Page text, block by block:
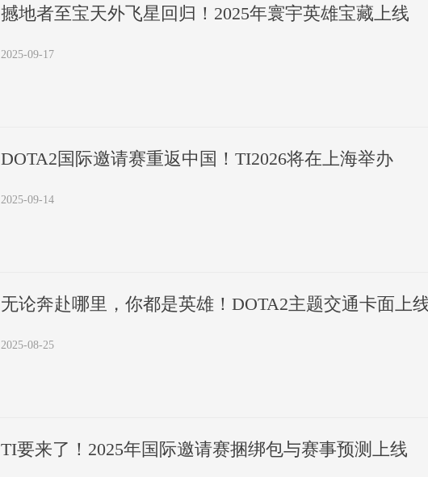
撼地者至宝天外飞星回归！2025年寰宇英雄宝藏上线
2025-09-17
DOTA2国际邀请赛重返中国！TI2026将在上海举办
2025-09-14
无论奔赴哪里，你都是英雄！DOTA2主题交通卡面上
2025-08-25
TI要来了！2025年国际邀请赛捆绑包与赛事预测上线